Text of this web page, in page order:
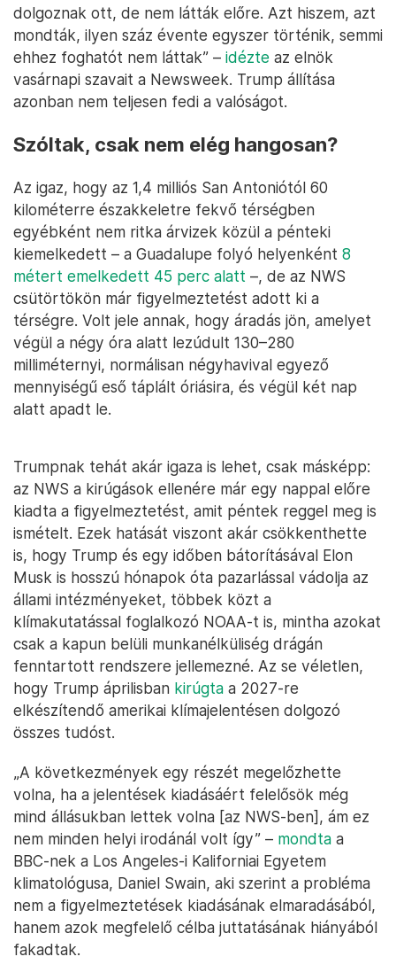
dolgoznak ott, de nem látták előre. Azt hiszem, azt
mondták, ilyen száz évente egyszer történik, semmi
ehhez foghatót nem láttak” – idézte az elnök
vasárnapi szavait a Newsweek. Trump állítása
azonban nem teljesen fedi a valóságot.
Szóltak, csak nem elég hangosan?
Az igaz, hogy az 1,4 milliós San Antoniótól 60
kilométerre északkeletre fekvő térségben
egyébként nem ritka árvizek közül a pénteki
kiemelkedett – a Guadalupe folyó helyenként 8
métert emelkedett 45 perc alatt –, de az NWS
csütörtökön már figyelmeztetést adott ki a
térségre. Volt jele annak, hogy áradás jön, amelyet
végül a négy óra alatt lezúdult 130–280
milliméternyi, normálisan négyhavival egyező
mennyiségű eső táplált óriásira, és végül két nap
alatt apadt le.
Trumpnak tehát akár igaza is lehet, csak másképp:
az NWS a kirúgások ellenére már egy nappal előre
kiadta a figyelmeztetést, amit péntek reggel meg is
ismételt. Ezek hatását viszont akár csökkenthette
is, hogy Trump és egy időben bátorításával Elon
Musk is hosszú hónapok óta pazarlással vádolja az
állami intézményeket, többek közt a
klímakutatással foglalkozó NOAA-t is, mintha azokat
csak a kapun belüli munkanélküliség drágán
fenntartott rendszere jellemezné. Az se véletlen,
hogy Trump áprilisban kirúgta a 2027-re
elkészítendő amerikai klímajelentésen dolgozó
összes tudóst.
„A következmények egy részét megelőzhette
volna, ha a jelentések kiadásáért felelősök még
mind állásukban lettek volna [az NWS-ben], ám ez
nem minden helyi irodánál volt így” – mondta a
BBC-nek a Los Angeles-i Kaliforniai Egyetem
klimatológusa, Daniel Swain, aki szerint a probléma
nem a figyelmeztetések kiadásának elmaradásából,
hanem azok megfelelő célba juttatásának hiányából
fakadtak.